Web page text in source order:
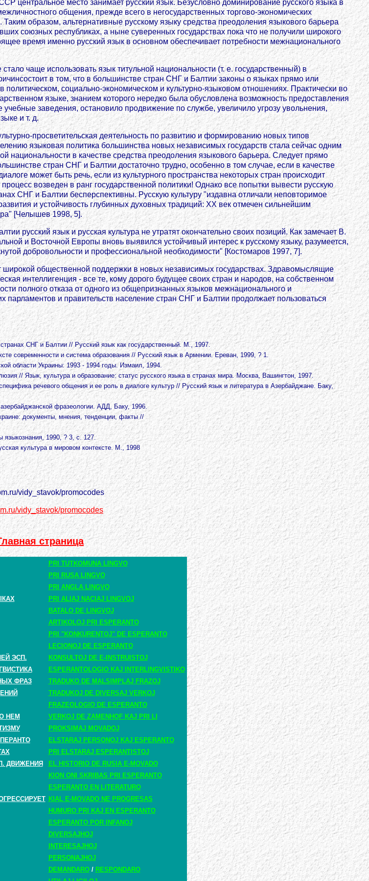
место занимает русский язык. Безусловно доминирование русского языка в
общения, прежде всего в негосударственных торгово-экономических
образом, альтернативные русскому языку средства преодоления языкового барьера
союзных республиках, а ныне суверенных государствах пока что не получили широкого
время именно русский язык в основном обеспечивает потребности межнационального
чаще использовать язык титульной национальности (т. е. государственный) в
в том, что в большинстве стран СНГ и Балтии законы о языках прямо или
социально-экономическом и культурно-языковом отношениях. Практически во
языке, знанием которого нередко была обусловлена возможность предоставления
заведения, остановило продвижение по службе, увеличило угрозу увольнения,
и т. д.
просветительская деятельность по развитию и формированию новых типов
языковая политика большинства новых независимых государств стала сейчас одним
национальности в качестве средства преодоления языкового барьера. Следует прямо
стран СНГ и Балтии достаточно трудно, особенно в том случае, если в качестве
может быть речь, если из культурного пространства некоторых стран происходит
возведен в ранг государственной политики! Однако все попытки вывести русскую
СНГ и Балтии бесперспективны. Русскую культуру "издавна отличали неповторимое
и устойчивость глубинных духовных традиций: ХХ век отмечен сильнейшим
[Челышев 1998, 5].
русский язык и русская культура не утратят окончательно своих позиций. Как замечает В.
и Восточной Европы вновь выявился устойчивый интерес к русскому языку, разумеется,
добровольности и профессиональной необходимости" [Костомаров 1997, 7].
широкой общественной поддержки в новых независимых государствах. Здравомыслящие
интеллигенция - все те, кому дорого будущее своих стран и народов, на собственном
полного отказа от одного из общепризнанных языков межнационального и
парламентов и правительств население стран СНГ и Балтии продолжает пользоваться
СНГ и Балтии // Русский язык как государственный. М., 1997.
современности и система образования // Русский язык в Армении. Ереван, 1999, ? 1.
области Украины: 1993 - 1994 годы. Измаил, 1994.
// Язык, культура и образование: статус русского языка в странах мира. Москва, Вашингтон, 1997.
речевого общения и ее роль в диалоге культур // Русский язык и литература в Азербайджане. Баку,
фразеологии. АДД, Баку, 1996.
документы, мнения, тенденции, факты //
языкознания, 1990, ? 3, с. 127.
культура в мировом контексте. М., 1998
vidy_stavok/promocodes
vidy_stavok/promocodes
страница
PRI TUTKOMUNA LINGVO
PRI RUSA LINGVO
PRI ANGLA LINGVO
PRI ALIAJ NACIAJ LINGVOJ
BATALO DE LINGVOJ
ARTIKOLOJ PRI ESPERANTO
PRI "KONKURENTOJ" DE ESPERANTO
LECIONOJ DE ESPERANTO
ЭСП.
KONSULTOJ DE E-INSTRUISTOJ
ESPERANTOLOGIO KAJ INTERLINGVISTIKO
ФРАЗ
TRADUKO DE MALSIMPLAJ FRAZOJ
TRADUKOJ DE DIVERSAJ VERKOJ
FRAZEOLOGIO DE ESPERANTO
НЕМ
VERKOJ DE ZAMENHOF KAJ PRI LI
PROKSIMAJ MOVADOJ
ELSTARAJ PERSONOJ KAJ ESPERANTO
PRI ELSTARAJ ESPERANTISTOJ
ДВИЖЕНИЯ
EL HISTORIO DE RUSIA E-MOVADO
KION ONI SKRIBAS PRI ESPERANTO
ESPERANTO EN LITERATURO
KIAL E-MOVADO NE PROGRESAS
HUMURO PRI KAJ EN ESPERANTO
ESPERANTO POR INFANOJ
DIVERSAJHOJ
INTERESAJHOJ
PERSONAJHOJ
DEMANDARO/ RESPONDARO